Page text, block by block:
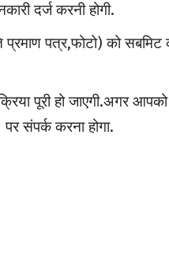
दर्ज करनी होगी.
पत्र,फोटो) को सबमिट
पूरी हो जाएगी.अगर आपको
संपर्क करना होगा.